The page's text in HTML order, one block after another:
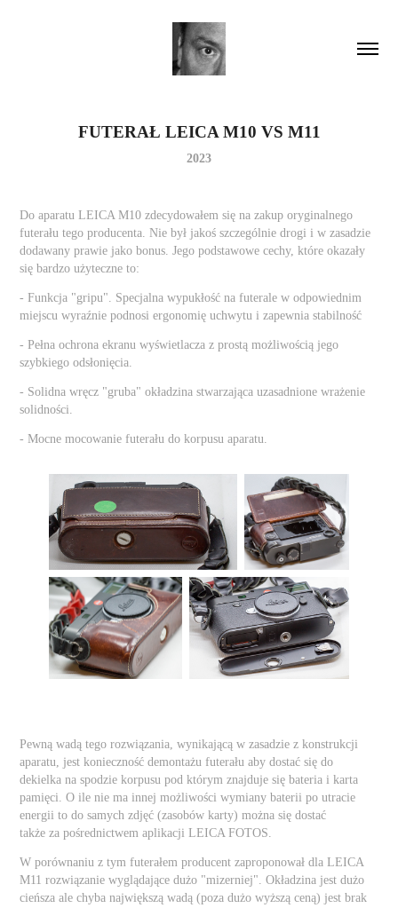
FUTERAŁ LEICA M10 VS M11
2023
Do aparatu LEICA M10 zdecydowałem się na zakup oryginalnego
futerału tego producenta. Nie był jakoś szczególnie drogi i w zasadzie
dodawany prawie jako bonus. Jego podstawowe cechy, które okazały
się bardzo użyteczne to:
- Funkcja "gripu". Specjalna wypukłość na futerale w odpowiednim
miejscu wyraźnie podnosi ergonomię uchwytu i zapewnia stabilność
- Pełna ochrona ekranu wyświetlacza z prostą możliwością jego
szybkiego odsłonięcia.
- Solidna wręcz "gruba" okładzina stwarzająca uzasadnione wrażenie
solidności.
- Mocne mocowanie futerału do korpusu aparatu.
Pewną wadą tego rozwiązania, wynikającą w zasadzie z konstrukcji
aparatu, jest konieczność demontażu futerału aby dostać się do
dekielka na spodzie korpusu pod którym znajduje się bateria i karta
pamięci. O ile nie ma innej możliwości wymiany baterii po utracie
energii to do samych zdjęć (zasobów karty) można się dostać
także za pośrednictwem aplikacji LEICA FOTOS.
W porównaniu z tym futerałem producent zaproponował dla LEICA
M11 rozwiązanie wyglądające dużo "mizerniej". Okładzina jest dużo
cieńsza ale chyba największą wadą (poza dużo wyższą ceną) jest brak